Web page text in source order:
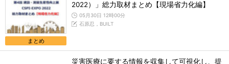
まとめ
2022）」総力取材まとめ【現場省力化編】
05月30日 12時00分
石原忍，BUILT
災害医療に要する情報を収集して可視化し、提